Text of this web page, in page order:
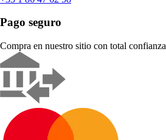
Pago seguro
Compra en nuestro sitio con total confianza